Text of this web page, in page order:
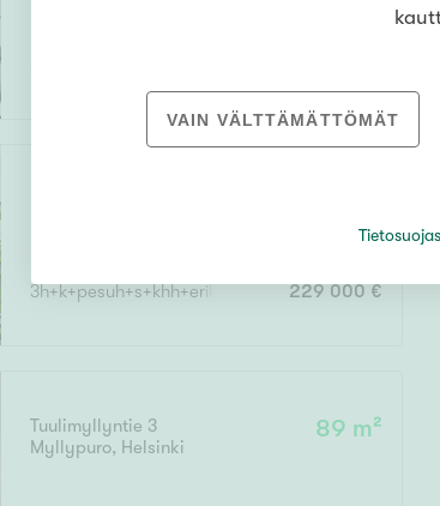
3h+k+pesuh+s+khh+erill.wc+vh+var.229 000 €
Tuulimyllyntie 3
Myllypuro, Helsinki
89 m²
VAIN VÄLTTÄMÄTTÖMÄT